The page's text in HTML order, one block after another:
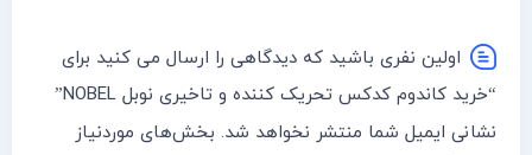
اولین نفری باشید که دیدگاهی را ارسال می کنید برای
“خرید کاندوم کدکس تحریک کننده و تاخیری نوبل NOBEL”
نشانی ایمیل شما منتشر نخواهد شد. بخش‌های موردنیاز